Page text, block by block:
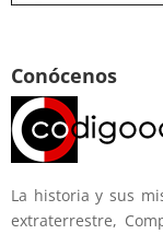
Conócenos
La historia y sus
extraterrestre,